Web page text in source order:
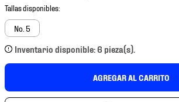
No. 5
Inventario disponible: 6 pieza(s).
AGREGAR AL CARRITO
4.
tenis futbol
5.
jersey
6.
mochila
8.
mochilas